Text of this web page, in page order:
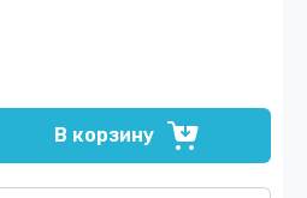
В корзину